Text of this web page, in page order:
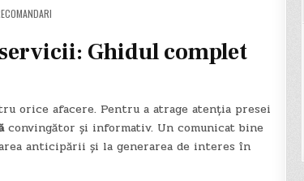
Ghidul complet
orice afacere. Pentru a atrage atenția presei
convingător și informativ. Un comunicat bine
anticipării și la generarea de interes în